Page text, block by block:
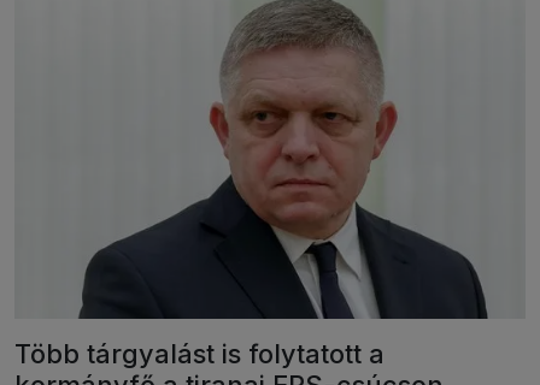
Több tárgyalást is folytatott a